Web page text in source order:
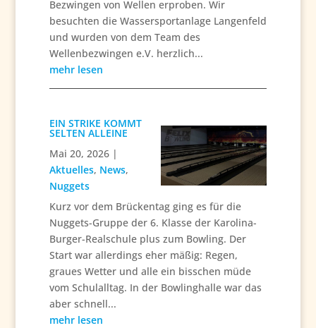
Bezwingen von Wellen erproben. Wir
besuchten die Wassersportanlage Langenfeld
und wurden von dem Team des
Wellenbezwingen e.V. herzlich...
mehr lesen
EIN STRIKE KOMMT
SELTEN ALLEINE
Mai 20, 2026|
Aktuelles, News,
Nuggets
Kurz vor dem Brückentag ging es für die
Nuggets-Gruppe der 6. Klasse der Karolina-
Burger-Realschule plus zum Bowling. Der
Start war allerdings eher mäßig: Regen,
graues Wetter und alle ein bisschen müde
vom Schulalltag. In der Bowlinghalle war das
aber schnell...
mehr lesen